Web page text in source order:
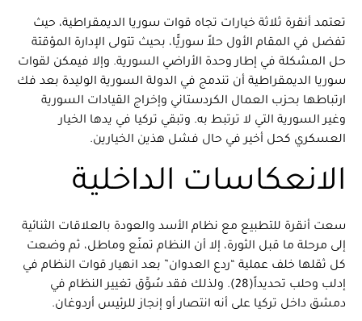
تعتمد أنقرة ثلاثة خيارات تجاه قوات سوريا الديمقراطية، حيث
تفضل في المقام الأول حلاً سوريًّا، بحيث تتولى الإدارة المؤقتة
حل المشكلة في إطار وحدة الأراضي السورية. وإلا فيمكن لقوات
سوريا الديمقراطية أن تندمج في الدولة السورية الوليدة بعد فك
ارتباطها بحزب العمال الكردستاني وإخراج القيادات السورية
وغير السورية التي لا ترتبط به. وتبقي تركيا في يدها الخيار
العسكري كحل أخير في حال فشل هذين الخيارين.
الانعكاسات الداخلية
سعت أنقرة للتطبيع مع نظام الأسد والعودة بالعلاقات الثنائية
إلى مرحلة ما قبل الثورة، إلا أن النظام تمنّع وماطل، ثم وضعت
كل ثقلها خلف عملية “ردع العدوان” بعد انهيار قوات النظام في
إدلب وحلب تحديداً(28). ولذلك فقد سُوِّق تغيير النظام في
دمشق داخل تركيا على أنه انتصار أو إنجاز للرئيس أردوغان.